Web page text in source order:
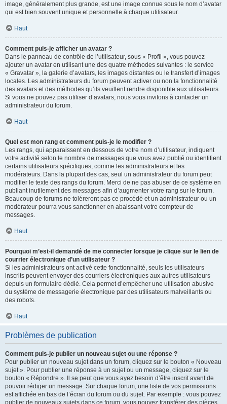
image, généralement plus grande, est une image connue sous le nom d’avatar
qui est bien souvent unique et personnelle à chaque utilisateur.
Haut
Comment puis-je afficher un avatar ?
Dans le panneau de contrôle de l’utilisateur, sous « Profil », vous pouvez
ajouter un avatar en utilisant une des quatre méthodes suivantes : le service
« Gravatar », la galerie d’avatars, les images distantes ou le transfert d’images
locales. Les administrateurs du forum peuvent activer ou non la fonctionnalité
des avatars et des méthodes qu’ils veuillent rendre disponible aux utilisateurs.
Si vous ne pouvez pas utiliser d’avatars, nous vous invitons à contacter un
administrateur du forum.
Haut
Quel est mon rang et comment puis-je le modifier ?
Les rangs, qui apparaissent en dessous de votre nom d’utilisateur, indiquent
votre activité selon le nombre de messages que vous avez publié ou identifient
certains utilisateurs spécifiques, comme les administrateurs et les
modérateurs. Dans la plupart des cas, seul un administrateur du forum peut
modifier le texte des rangs du forum. Merci de ne pas abuser de ce système en
publiant inutilement des messages afin d’augmenter votre rang sur le forum.
Beaucoup de forums ne toléreront pas ce procédé et un administrateur ou un
modérateur pourra vous sanctionner en abaissant votre compteur de
messages.
Haut
Pourquoi m’est-il demandé de me connecter lorsque je clique sur le lien de
courrier électronique d’un utilisateur ?
Si les administrateurs ont activé cette fonctionnalité, seuls les utilisateurs
inscrits peuvent envoyer des courriers électroniques aux autres utilisateurs
depuis un formulaire dédié. Cela permet d’empêcher une utilisation abusive
du système de messagerie électronique par des utilisateurs malveillants ou
des robots.
Haut
Problèmes de publication
Comment puis-je publier un nouveau sujet ou une réponse ?
Pour publier un nouveau sujet dans un forum, cliquez sur le bouton « Nouveau
sujet ». Pour publier une réponse à un sujet ou un message, cliquez sur le
bouton « Répondre ». Il se peut que vous ayez besoin d’être inscrit avant de
pouvoir rédiger un message. Sur chaque forum, une liste de vos permissions
est affichée en bas de l’écran du forum ou du sujet. Par exemple : vous pouvez
publier de nouveaux sujets dans ce forum, vous pouvez transférer des pièces